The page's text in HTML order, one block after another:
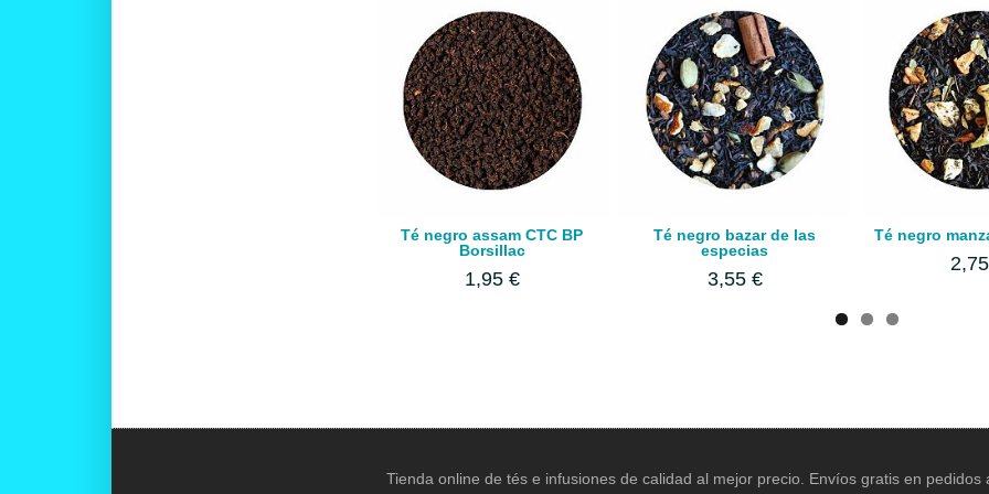
Té negro assam CTC BP
Borsillac
1,95 €
Té negro bazar de las
especias
3,55 €
Té negro
Tienda online de tés e infusiones de calidad al mejor precio. Envíos gratis en pedidos